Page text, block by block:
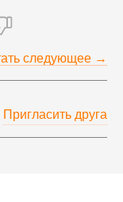
следующее →
Пригласить друга